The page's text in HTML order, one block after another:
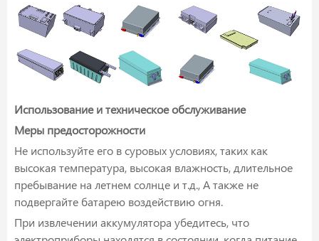
Использование и техническое обслуживание
Меры предосторожности
Не используйте его в суровых условиях, таких как
высокая температура, высокая влажность, длительное
пребывание на летнем солнце и т.д., А также не
подвергайте батарею воздействию огня.
При извлечении аккумулятора убедитесь, что